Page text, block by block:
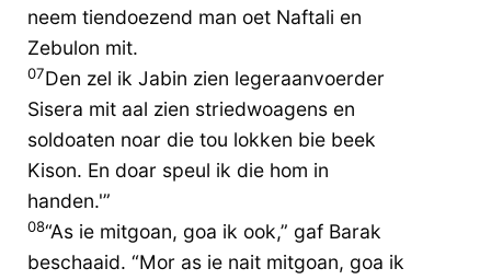
neem tiendoezend man oet Naftali en
Zebulon mit.
07Den zel ik Jabin zien legeraanvoerder
Sisera mit aal zien striedwoagens en
soldoaten noar die tou lokken bie beek
Kison. En doar speul ik die hom in
handen.'”
08“As ie mitgoan, goa ik ook,” gaf Barak
beschaaid. “Mor as ie nait mitgoan, goa ik